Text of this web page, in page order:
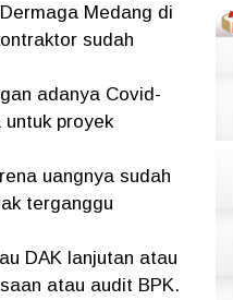
Medang di
sudah
adanya Covid-
proyek
uangnya sudah
terganggu
DAK lanjutan atau
atau audit BPK.